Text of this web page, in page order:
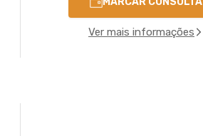
Ver mais informações